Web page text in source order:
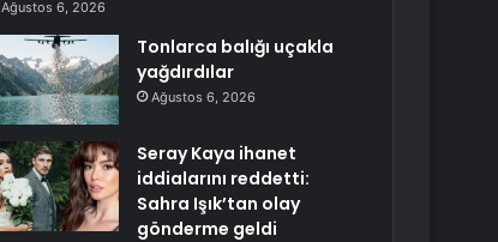
Ağustos 6, 2026
Tonlarca balığı uçakla
yağdırdılar
Ağustos 6, 2026
Seray Kaya ihanet
iddialarını reddetti:
Sahra Işık’tan olay
gönderme geldi